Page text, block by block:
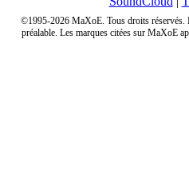
©1995-2026 MaXoE. Tous droits réservés.
préalable. Les marques citées sur MaXoE